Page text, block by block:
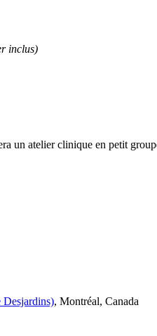
inclus)
un atelier clinique en petit
, Montréal, Canada